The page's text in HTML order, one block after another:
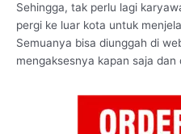
Sehingga, tak perlu lagi
pergi ke luar kota untuk
Semuanya bisa diunggah di
mengaksesnya kapan saja dan